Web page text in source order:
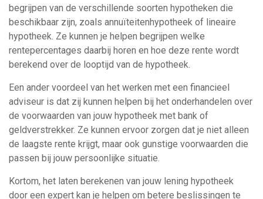
begrijpen van de verschillende soorten hypotheken die
beschikbaar zijn, zoals annuïteitenhypotheek of lineaire
hypotheek. Ze kunnen je helpen begrijpen welke
rentepercentages daarbij horen en hoe deze rente wordt
berekend over de looptijd van de hypotheek.
Een ander voordeel van het werken met een financieel
adviseur is dat zij kunnen helpen bij het onderhandelen over
de voorwaarden van jouw hypotheek met bank of
geldverstrekker. Ze kunnen ervoor zorgen dat je niet alleen
de laagste rente krijgt, maar ook gunstige voorwaarden die
passen bij jouw persoonlijke situatie.
Kortom, het laten berekenen van jouw lening hypotheek
door een expert kan je helpen om betere beslissingen te